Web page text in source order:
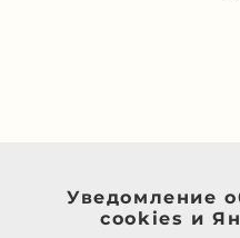
Уведомление
cookies и